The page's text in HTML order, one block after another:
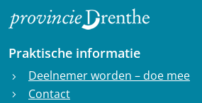
Praktische informatie
chevron_right Deelnemer worden – doe mee
chevron_right Contact